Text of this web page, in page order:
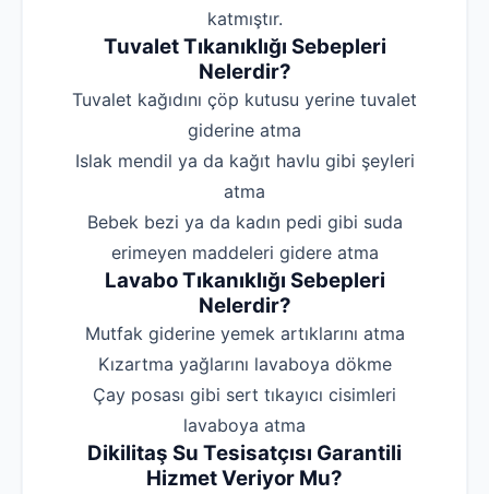
katmıştır.
Tuvalet Tıkanıklığı Sebepleri
Nelerdir?
‌Tuvalet kağıdını çöp kutusu yerine tuvalet
giderine atma
‌Islak mendil ya da kağıt havlu gibi şeyleri
atma
‌Bebek bezi ya da kadın pedi gibi suda
erimeyen maddeleri gidere atma
Lavabo Tıkanıklığı Sebepleri
Nelerdir?
‌Mutfak giderine yemek artıklarını atma
‌Kızartma yağlarını lavaboya dökme
‌Çay posası gibi sert tıkayıcı cisimleri
lavaboya atma
Dikilitaş Su Tesisatçısı Garantili
Hizmet Veriyor Mu?